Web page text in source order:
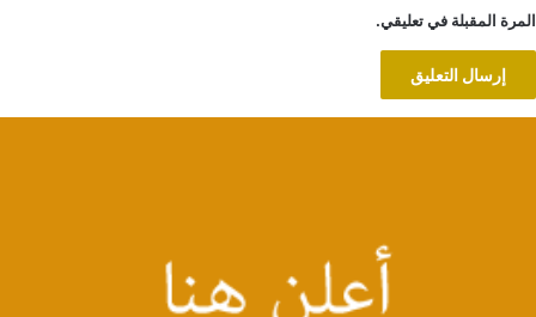
المرة المقبلة في تعليقي.